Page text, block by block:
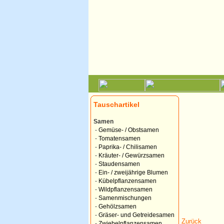
Tauschartikel
Samen
- Gemüse- / Obstsamen
- Tomatensamen
- Paprika- / Chilisamen
- Kräuter- / Gewürzsamen
- Staudensamen
- Ein- / zweijährige Blumen
- Kübelpflanzensamen
- Wildpflanzensamen
- Samenmischungen
- Gehölzsamen
- Gräser- und Getreidesamen
Zurück